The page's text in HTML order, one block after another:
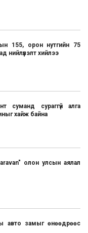
155, орон нутгийн 75
нийлүүлэлт хийлээ
суманд сураггүй алга
хайж байна
олон улсын аялал
авто замыг өнөөдрөөс